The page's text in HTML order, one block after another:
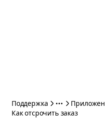
Поддержка
Как отсрочить заказ